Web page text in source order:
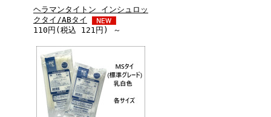
ヘラマンタイトン インシュロッ
クタイ/ABタイ
110円(税込 121円) ～